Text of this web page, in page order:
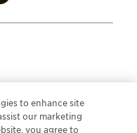
to enhance site
our marketing
you agree to